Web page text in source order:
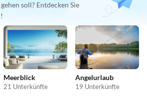
soll? Entdecken Sie
Meerblick
21 Unterkünfte
Angelurlaub
19 Unterkünfte